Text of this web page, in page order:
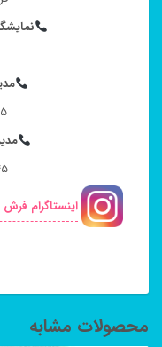
اینستاگرام
محصولات مشابه